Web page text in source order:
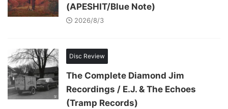
(APESHIT/Blue Note)
2026/8/3
Disc Review
The Complete Diamond Jim
Recordings / E.J. & The Echoes
(Tramp Records)